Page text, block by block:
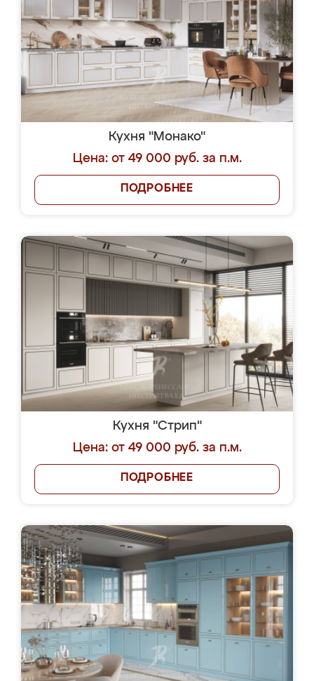
Кухня "Монако"
Цена: от 49 000 руб. за п.м.
ПОДРОБНЕЕ
Кухня "Стрип"
Цена: от 49 000 руб. за п.м.
ПОДРОБНЕЕ